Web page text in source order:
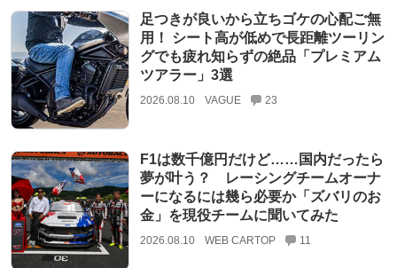
足つきが良いから立ちゴケの心配ご無
用！ シート高が低めで長距離ツーリン
グでも疲れ知らずの絶品「プレミアム
ツアラー」3選
2026.08.10 VAGUE 23
F1は数千億円だけど……国内だったら
夢が叶う？ レーシングチームオーナ
ーになるには幾ら必要か「ズバリのお
金」を現役チームに聞いてみた
2026.08.10 WEB CARTOP 11